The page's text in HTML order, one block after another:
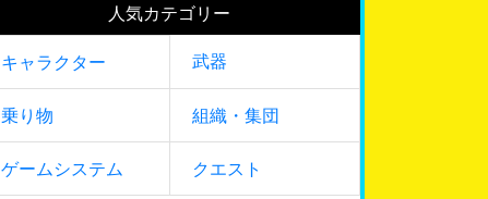
人気カテゴリー
キャラクター 武器
乗り物 組織・集団
ゲームシステム クエスト